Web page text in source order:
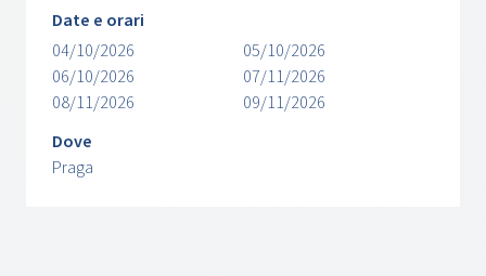
Date e orari
04/10/2026
05/10/2026
06/10/2026
07/11/2026
08/11/2026
09/11/2026
Dove
Praga